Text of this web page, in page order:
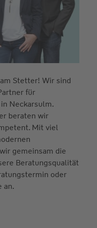
Stetter! Wir sind
für
Neckarsulm.
beraten wir
Mit viel
gemeinsam die
Beratungsqualität
oder
an.